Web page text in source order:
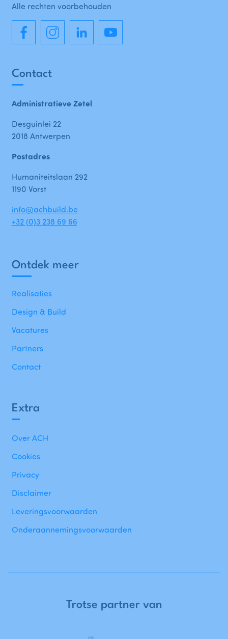
Extra
Over ACH
Cookies
Privacy
Disclaimer
Leveringsvoorwaarden
Onderaannemingsvoorwaarden
Ontdek meer
Realisaties
Design & Build
Vacatures
Partners
Contact
Contact
Administratieve Zetel
Desguinlei 22
2018 Antwerpen
Postadres
Humaniteitslaan 292
1190 Vorst
info@achbuild.be
+32 (0)3 238 69 66
Alle rechten voorbehouden
Trotse partnervan